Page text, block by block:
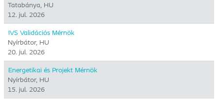
Tatabánya, HU
12. jul. 2026
IVS Validációs Mérnök
Nyírbátor, HU
20. jul. 2026
Energetikai és Projekt Mérnök
Nyírbátor, HU
15. jul. 2026